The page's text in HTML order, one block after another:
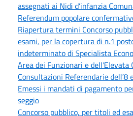
assegnati ai Nidi d’infanzia
Referendum popolare
Riapertura termini Concorso
esami, per la copertura di n.1
indeterminato di Specialista
Area dei Funzionari e dell'Elevata
Consultazioni Referendarie
Emessi i mandati di pagamento
seggio
Concorso pubblico, per titoli ed